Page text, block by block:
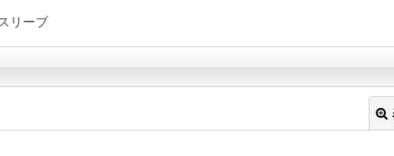
リーブ